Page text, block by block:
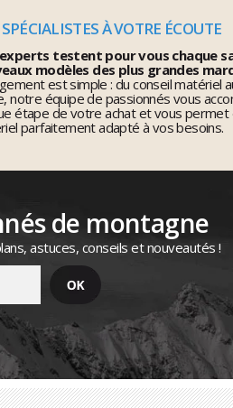
À VOTRE ÉCOUTE
testent pour vous chaque
modèles des plus grandes
est simple : du conseil matériel
notre équipe de passionnés vous
étape de votre achat et vous permet
parfaitement adapté à vos besoins.
de montagne
astuces, conseils et nouveautés !